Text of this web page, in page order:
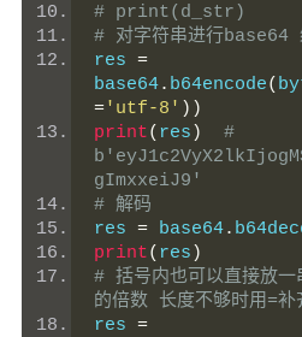
# print(d_str)
# 对字符串进行base64
res =
base64. b64encode(
='utf-8' ))
print( res )
#
gImxxeiJ9'
# 解码
res = base64.
print( res )
# 括号内也可以直接放
的倍数 长度不够时用=补
res =